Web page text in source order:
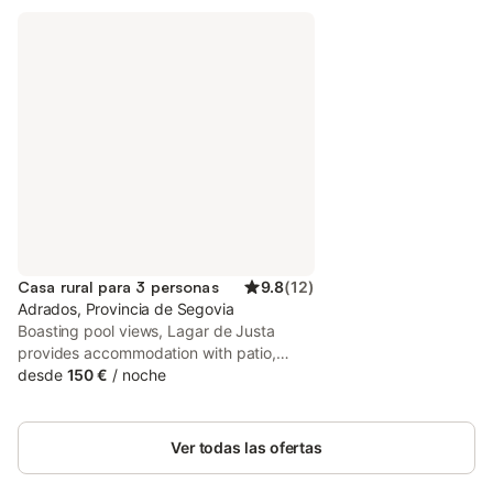
Casa rural para 3 personas 9.8(12)
Adrados, Provincia de Segovia
Boasting pool views, Lagar de Justa
provides accommodation with patio,
around 32 km from Peñafiel Castle.
country house features garden views, a
sun terrace, a 24-hour front desk, and
desde 150 € / noche
Ver todas las ofertas